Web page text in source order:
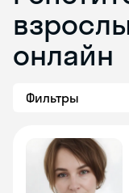
онлайн
Фильтры
online